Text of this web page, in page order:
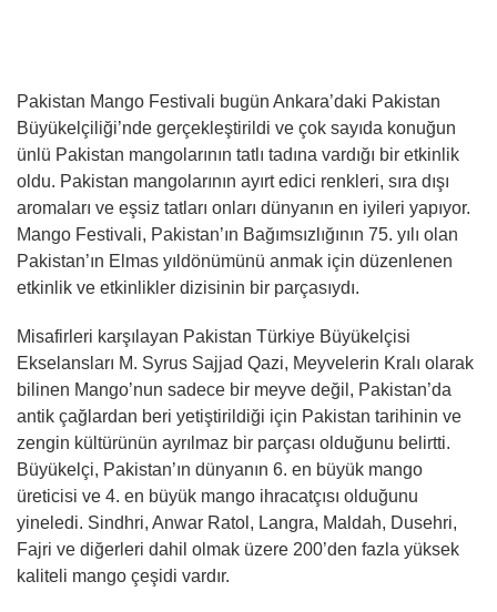
Pakistan Mango Festivali bugün Ankara’daki Pakistan
Büyükelçiliği’nde gerçekleştirildi ve çok sayıda konuğun
ünlü Pakistan mangolarının tatlı tadına vardığı bir etkinlik
oldu. Pakistan mangolarının ayırt edici renkleri, sıra dışı
aromaları ve eşsiz tatları onları dünyanın en iyileri yapıyor.
Mango Festivali, Pakistan’ın Bağımsızlığının 75. yılı olan
Pakistan’ın Elmas yıldönümünü anmak için düzenlenen
etkinlik ve etkinlikler dizisinin bir parçasıydı.
Misafirleri karşılayan Pakistan Türkiye Büyükelçisi
Ekselansları M. Syrus Sajjad Qazi, Meyvelerin Kralı olarak
bilinen Mango’nun sadece bir meyve değil, Pakistan’da
antik çağlardan beri yetiştirildiği için Pakistan tarihinin ve
zengin kültürünün ayrılmaz bir parçası olduğunu belirtti.
Büyükelçi, Pakistan’ın dünyanın 6. en büyük mango
üreticisi ve 4. en büyük mango ihracatçısı olduğunu
yineledi. Sindhri, Anwar Ratol, Langra, Maldah, Dusehri,
Fajri ve diğerleri dahil olmak üzere 200’den fazla yüksek
kaliteli mango çeşidi vardır.